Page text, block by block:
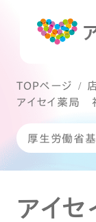
TOPページ
アイセイ薬局
厚生労働省
アイ